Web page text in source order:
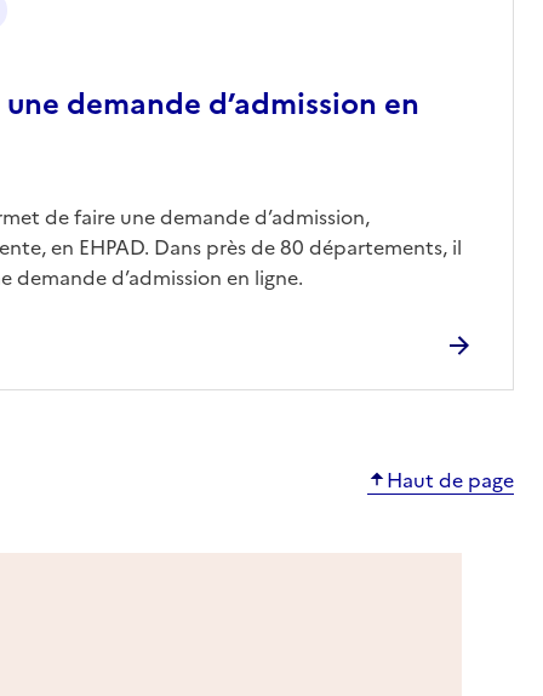
demande d’admission en
de faire une demande d’admission,
en EHPAD. Dans près de 80 départements, il
demande d’admission en ligne.
Haut de page